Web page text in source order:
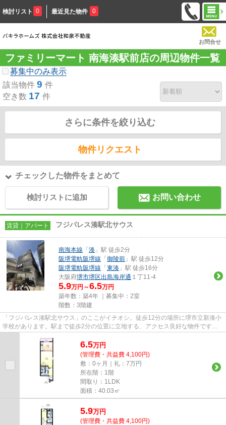
検討リスト 0 最近見た物件 0
お問合せ
ファミリーマート 南海湊駅前店の周辺物件一覧
募集中のみ表示
該当物件 9 件
空き数 17 件
さらに条件を絞り込む
物件リクエスト
チェックした物件をまとめて
検討リストに追加 お問い合わせ
賃貸｜アパート フジパレス湊駅北サウス
南海本線 「 湊 」駅 徒歩2分
阪堺電軌阪堺線 「 御陵前 」駅 徒歩12分
阪堺電軌阪堺線 「 東湊 」駅 徒歩16分
大阪府堺市堺区出島海岸通 １丁11-4
5.9万円～6.5万円
築年数：築4年 ｜募集中： 2室
階数：3階建
「フジパレス湊駅北サウス」のここがイチオシ。徒歩12分の場所に堺市立新湊小
学校があります。駅まで徒歩2分の位置に立地する、アクセス良好な物件です。
6.5万円
(管理費・共益費 4,100円)
敷：0ヶ月｜礼：7万円
所在階：1階
間取り：1LDK
面積：40.03㎡
5.9万円
(管理費・共益費 4,100円)